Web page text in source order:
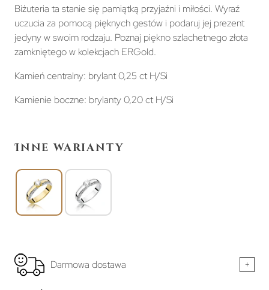
Biżuteria ta stanie się pamiątką przyjaźni i miłości. Wyraź
uczucia za pomocą pięknych gestów i podaruj jej prezent
jedyny w swoim rodzaju. Poznaj piękno szlachetnego złota
zamkniętego w kolekcjach ERGold.
Kamień centralny: brylant 0,25 ct H/Si
Kamienie boczne: brylanty 0,20 ct H/Si
Inne warianty
Darmowa dostawa +